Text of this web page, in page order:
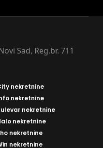
Sad, Reg.br. 711
nekretnine
nekretnine
nekretnine
nekretnine
nekretnine
nekretnine